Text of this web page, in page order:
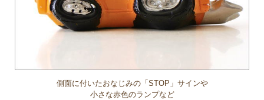
側面に付いたおなじみの「STOP」サインや
小さな赤色のランプなど